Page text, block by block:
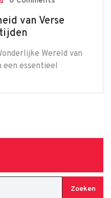
van Verse
Wereld van
essentieel
Zoeken